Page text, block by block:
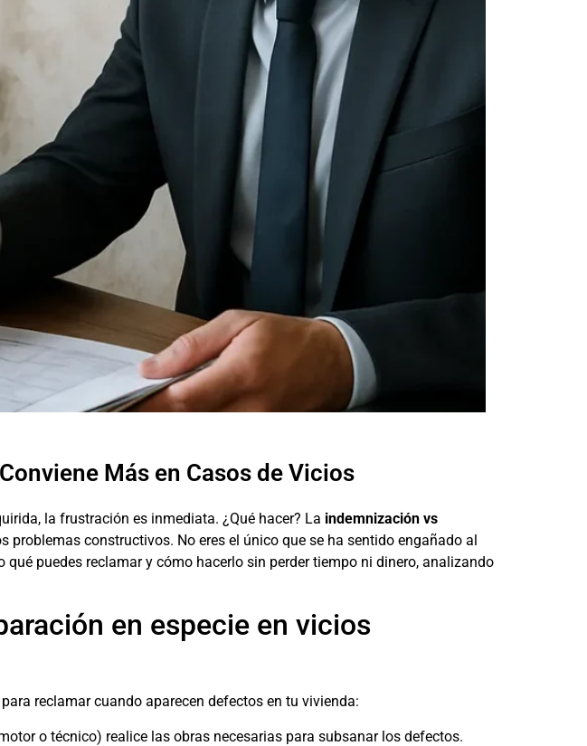
Más en Casos de Vicios
la frustración es inmediata. ¿Qué hacer? La indemnización vs
constructivos. No eres el único que se ha sentido engañado al
puedes reclamar y cómo hacerlo sin perder tiempo ni dinero, analizando
en especie en vicios
reclamar cuando aparecen defectos en tu vivienda:
o técnico) realice las obras necesarias para subsanar los defectos.